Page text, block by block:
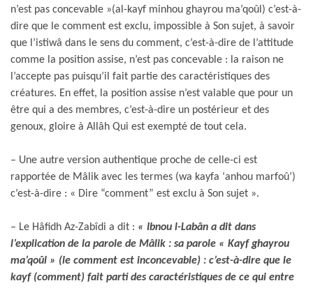
n’est pas concevable »(al-kayf minhou ghayrou ma’qoûl) c’est-à-
dire que le comment est exclu, impossible à Son sujet, à savoir
que l’istiwâ dans le sens du comment, c’est-à-dire de l’attitude
comme la position assise, n’est pas concevable : la raison ne
l’accepte pas puisqu’il fait partie des caractéristiques des
créatures. En effet, la position assise n’est valable que pour un
être qui a des membres, c’est-à-dire un postérieur et des
genoux, gloire à Allâh Qui est exempté de tout cela.
– Une autre version authentique proche de celle-ci est
rapportée de Mâlik avec les termes (wa kayfa ‘anhou marfoû’)
c’est-à-dire : « Dire “comment” est exclu à Son sujet ».
– Le Hâfidh Az-Zabîdi a dit : « Ibnou l-Labân a dit dans
l’explication de la parole de Mâlik : sa parole « Kayf ghayrou
ma’qoûl » (le comment est inconcevable) : c’est-à-dire que le
kayf (comment) fait parti des caractéristiques de ce qui entre